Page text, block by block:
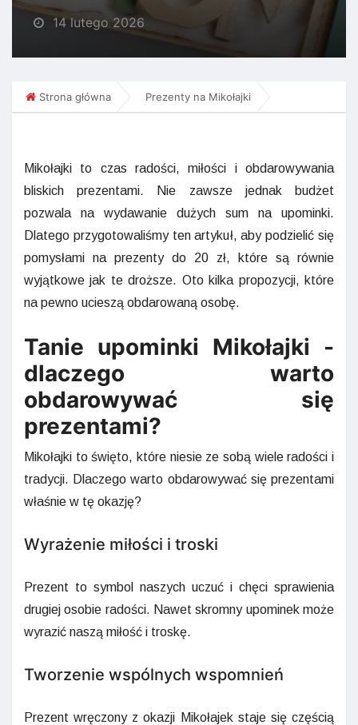
14 lutego 2026
Strona główna Prezenty na Mikołajki
Mikołajki to czas radości, miłości i obdarowywania
bliskich prezentami. Nie zawsze jednak budżet
pozwala na wydawanie dużych sum na upominki.
Dlatego przygotowaliśmy ten artykuł, aby podzielić się
pomysłami na prezenty do 20 zł, które są równie
wyjątkowe jak te droższe. Oto kilka propozycji, które
na pewno ucieszą obdarowaną osobę.
Tanie upominki Mikołajki -
dlaczego warto
obdarowywać się
prezentami?
Mikołajki to święto, które niesie ze sobą wiele radości i
tradycji. Dlaczego warto obdarowywać się prezentami
właśnie w tę okazję?
Wyrażenie miłości i troski
Prezent to symbol naszych uczuć i chęci sprawienia
drugiej osobie radości. Nawet skromny upominek może
wyrazić naszą miłość i troskę.
Tworzenie wspólnych wspomnień
Prezent wręczony z okazji Mikołajek staje się częścią